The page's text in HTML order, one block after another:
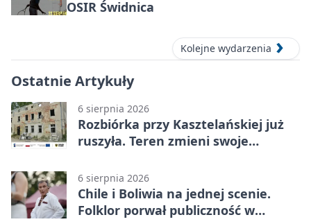
OSIR Świdnica
Kolejne wydarzenia
Ostatnie Artykuły
6 sierpnia 2026
Rozbiórka przy Kasztelańskiej już
ruszyła. Teren zmieni swoje
6 sierpnia 2026
Chile i Boliwia na jednej scenie.
Folklor porwał publiczność w